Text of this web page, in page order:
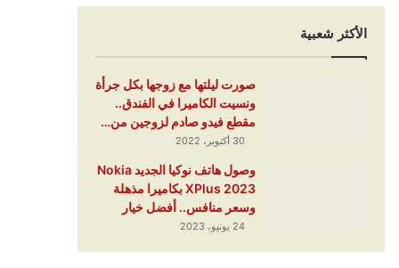
الأكثر شعبية
صورت ليلتها مع زوجها بكل جرأة
ونسيت الكاميرا في الفندق..
مقطع فيدو صادم لزوجين من…
30 أكتوبر، 2022
وصول هاتف نوكيا الجديد Nokia
XPlus 2023 بكاميرا مذهلة
وسعر منافس.. أفضل خيار
24 يونيو، 2023